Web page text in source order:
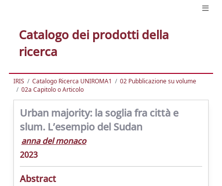
Catalogo dei prodotti della
ricerca
IRIS Catalogo Ricerca UNIROMA1
02 Pubblicazione su volume
02a Capitolo o Articolo
Urban majority: la soglia fra città e
slum. L’esempio del Sudan
anna del monaco
2023
Abstract